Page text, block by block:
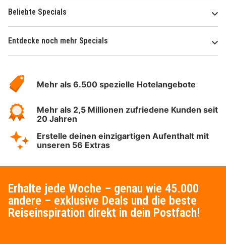
Beliebte Specials
Entdecke noch mehr Specials
Hotelspecials
Mehr als 6.500 spezielle Hotelangebote
Mehr als 2,5 Millionen zufriedene Kunden seit
20 Jahren
Erstelle deinen einzigartigen Aufenthalt mit
unseren 56 Extras
Erhalte jede Woche – genau wie 45.000
andere – exklusive Deals und die beste
Reiseinspiration direkt in dein Postfach!